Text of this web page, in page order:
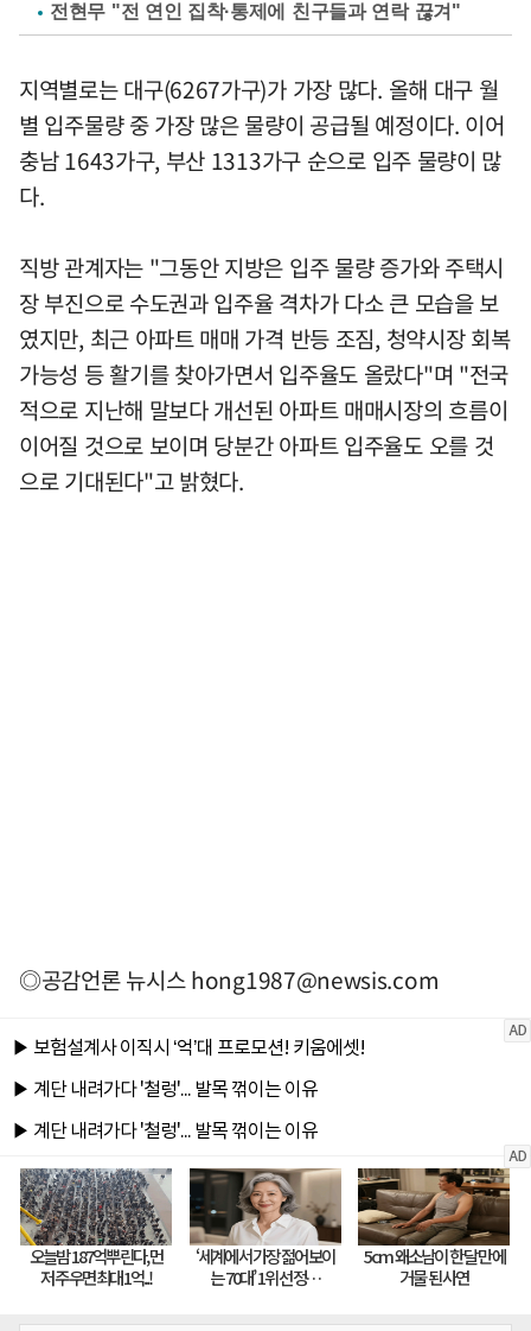
전현무 "전 연인 집착·통제에 친구들과 연락 끊겨"
지역별로는 대구(6267가구)가 가장 많다. 올해 대구 월
별 입주물량 중 가장 많은 물량이 공급될 예정이다. 이어
충남 1643가구, 부산 1313가구 순으로 입주 물량이 많
다.
직방 관계자는 "그동안 지방은 입주 물량 증가와 주택시
장 부진으로 수도권과 입주율 격차가 다소 큰 모습을 보
였지만, 최근 아파트 매매 가격 반등 조짐, 청약시장 회복
가능성 등 활기를 찾아가면서 입주율도 올랐다"며 "전국
적으로 지난해 말보다 개선된 아파트 매매시장의 흐름이
이어질 것으로 보이며 당분간 아파트 입주율도 오를 것
으로 기대된다"고 밝혔다.
◎공감언론 뉴시스hong1987@newsis.com